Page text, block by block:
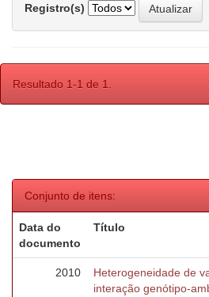
Registro(s)
Resultado 1-1 de 1.
Conjunto de itens:
Data do
documento
Título
2010
Heterogeneidade de
interação genótipo-